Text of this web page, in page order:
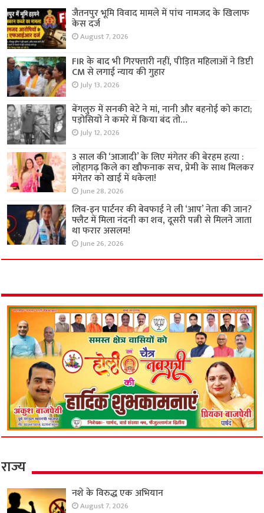
जैतनपुर भूमि विवाद मामले में पांच नामजद के खिलाफ
केस दर्ज
August 7, 2026
FIR के बाद भी गिरफ्तारी नहीं, पीड़ित महिलाओं ने डिप्टी
CM से लगाई न्याय की गुहार
July 13, 2026
बेंगलुरु में सनकी बेटे ने मां, नानी और बहनोई को काटा;
पड़ोसियों ने कमरे में किया बंद तो…
July 12, 2026
3 साल की ‘आजादी’ के लिए मंगेतर की बेरहम हत्या :
लोहागढ़ किले का खौफनाक सच, प्रेमी के साथ मिलकर
मंगेतर को खाई में धकेला!
June 28, 2026
लिव-इन पार्टनर की बेवफाई ने ली ‘आप’ नेता की जान?
फ्लैट में मिला नंदनी का शव, दूसरी पत्नी से मिलने जाता
था फरार असलम!
June 26, 2026
राज्य
नशे के विरुद्ध एक अभियान
August 7, 2026